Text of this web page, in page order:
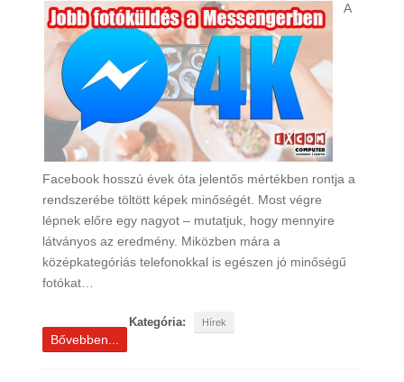
A
Facebook hosszú évek óta jelentős mértékben rontja a
rendszerébe töltött képek minőségét. Most végre
lépnek előre egy nagyot – mutatjuk, hogy mennyire
látványos az eredmény. Miközben mára a
középkategóriás telefonokkal is egészen jó minőségű
fotókat…
Kategória: Hírek
Bővebben...